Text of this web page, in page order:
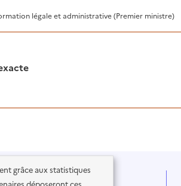
grâce aux statistiques
légale et administrative (Premier ministre)